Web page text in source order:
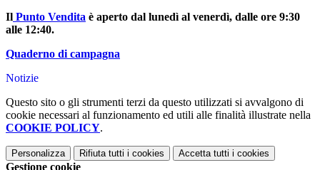
Il Punto Vendita è aperto dal lunedì al venerdì, dalle ore 9:30
alle 12:40.
Quaderno di campagna
Notizie
Questo sito o gli strumenti terzi da questo utilizzati si avvalgono di
cookie necessari al funzionamento ed utili alle finalità illustrate nella
COOKIE POLICY.
Personalizza Rifiuta tutti i cookies Accetta tutti i cookies
Gestione cookie